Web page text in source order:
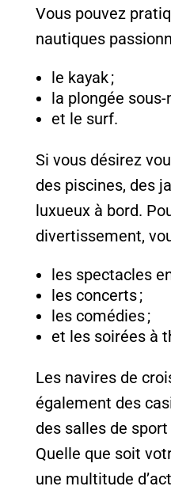
Vous pouvez
nautiques
le kayak ;
la plongée sous-
et le surf.
Si vous désirez
des piscines, des
luxueux à bord.
divertissement,
les spectacles
les concerts ;
les comédies ;
et les soirées à
Les navires de
également des
des salles de
Quelle que soit
une multitude